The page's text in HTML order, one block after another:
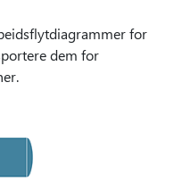
for
dem for